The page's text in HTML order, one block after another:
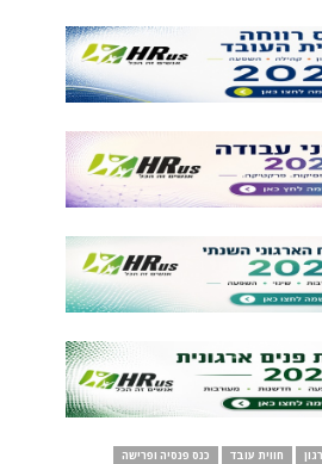
חווית עובד כנס פנסיה ופרישה